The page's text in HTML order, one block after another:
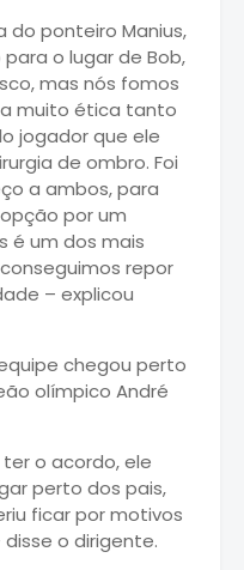
ponteiro Manius,
o lugar de Bob,
mas nós fomos
muito ética tanto
jogador que ele
de ombro. Foi
a ambos, para
por um
é um dos mais
repor
– explicou
chegou perto
olímpico André
o acordo, ele
perto dos pais,
ficar por motivos
o dirigente.